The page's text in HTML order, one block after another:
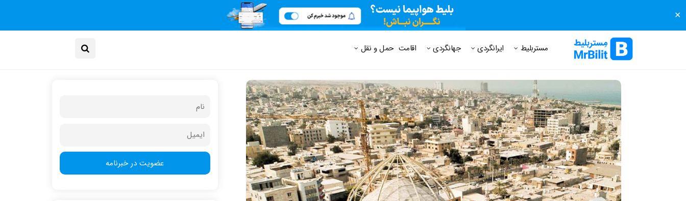
✕
مستر بلیط مجله مستر بلیط پرسش های متداول
مستربلیط ایرانگردی جهانگردی اقامت حمل و نقل